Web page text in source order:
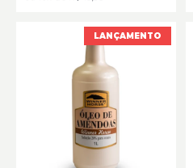
LANÇAMENTO